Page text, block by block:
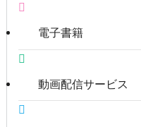
電子書籍
動画配信サービス